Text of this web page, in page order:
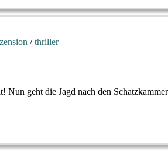
/thriller
geht die Jagd nach den